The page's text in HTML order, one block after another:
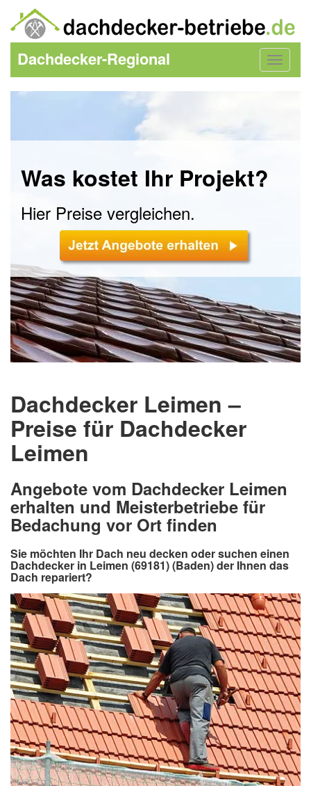
Toggle
Dachdecker-Regional
Was kostet Ihr Projekt?
Hier Preise vergleichen.
Dachdecker Leimen –
Preise für Dachdecker
Leimen
Angebote vom Dachdecker Leimen
erhalten und Meisterbetriebe für
Bedachung vor Ort finden
Sie möchten Ihr Dach neu decken oder suchen einen
Dachdecker in Leimen (69181) (Baden) der Ihnen das
Dach repariert?